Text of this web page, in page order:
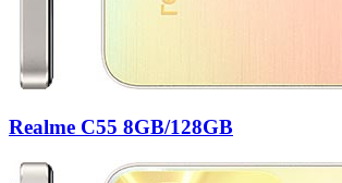
Realme C55 8GB/128GB